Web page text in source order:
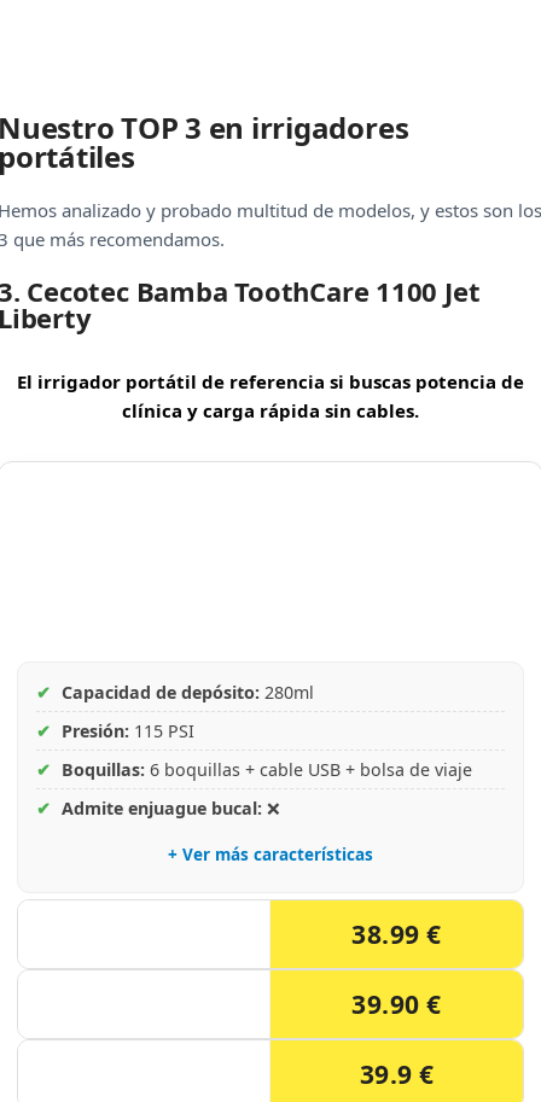
TOP 3 en irrigadores
analizado y probado multitud de modelos, y estos son los
que más recomendamos.
Cecotec Bamba ToothCare 1100 Jet
El irrigador portátil de referencia si buscas potencia de
clínica y carga rápida sin cables.
✔ Capacidad de depósito: 280ml
✔ Presión: 115 PSI
✔ Boquillas: 6 boquillas + cable USB + bolsa de viaje
✔ Admite enjuague bucal: ❌
+ Ver más características
38.99 €
39.90 €
39.9 €